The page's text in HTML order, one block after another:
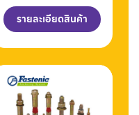
รายละเอียดสินค้า